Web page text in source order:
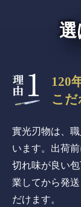
選
120
こ
實光刃物は、
います。出荷
切れ味が良い
業してから発
だけます。